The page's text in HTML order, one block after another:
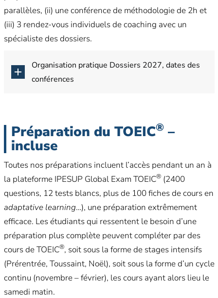
parallèles, (ii) une conférence de méthodologie de 2h et
(iii) 3 rendez-vous individuels de coaching avec un
spécialiste des dossiers.
Organisation pratique Dossiers 2027, dates des
conférences
Préparation du TOEIC®–
incluse
Toutes nos préparations incluent l’accès pendant un an à
la plateforme IPESUP Global Exam TOEIC®(2400
questions, 12 tests blancs, plus de 100 fiches de cours en
adaptative learning…), une préparation extrêmement
efficace. Les étudiants qui ressentent le besoin d’une
préparation plus complète peuvent compléter par des
cours de TOEIC®, soit sous la forme de stages intensifs
(Prérentrée, Toussaint, Noël), soit sous la forme d’un cycle
continu (novembre – février), les cours ayant alors lieu le
samedi matin.